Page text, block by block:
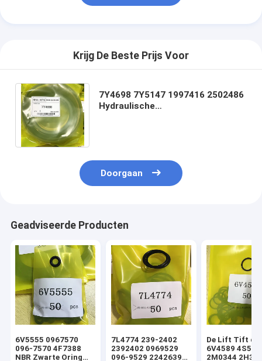
Krijg De Beste Prijs Voor
7Y4698 7Y5147 1997416 2502486
Hydraulische
Doorgaan
Geadviseerde Producten
6V5555 0967570
096-7570 4F7388
NBR Zwarte Oring
7L4774 239-2402
2392402 0969529
096-9529 2242639
De Lift Tift die
6V4589
2M0344